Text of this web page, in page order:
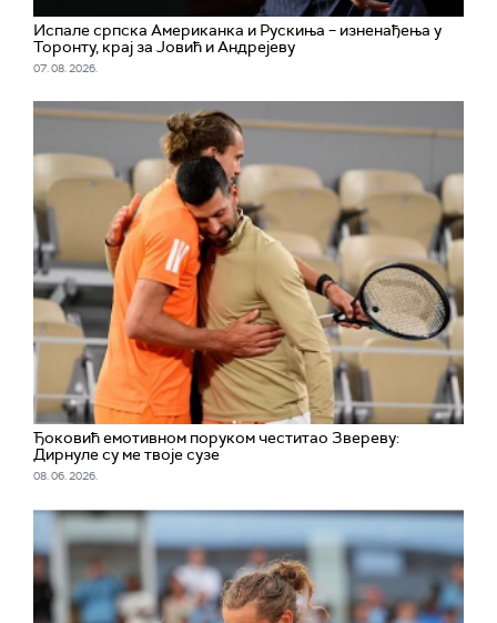
Испале српска Американка и Рускиња – изненађења у
Торонту, крај за Јовић и Андрејеву
07. 08. 2026.
Ђоковић емотивном поруком честитао Звереву:
Дирнуле су ме твоје сузе
08. 06. 2026.